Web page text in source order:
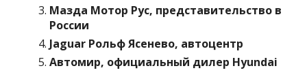
Мазда Мотор Рус, представительство в
России
Jaguar Рольф Ясенево, автоцентр
Автомир, официальный дилер Hyundai